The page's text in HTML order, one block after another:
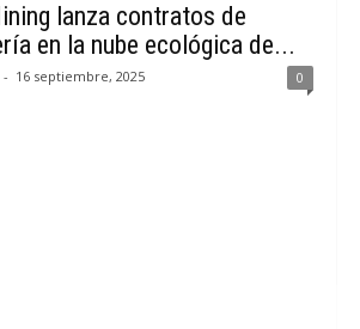
lanza contratos de
en la nube ecológica de...
- 16 septiembre, 2025 0